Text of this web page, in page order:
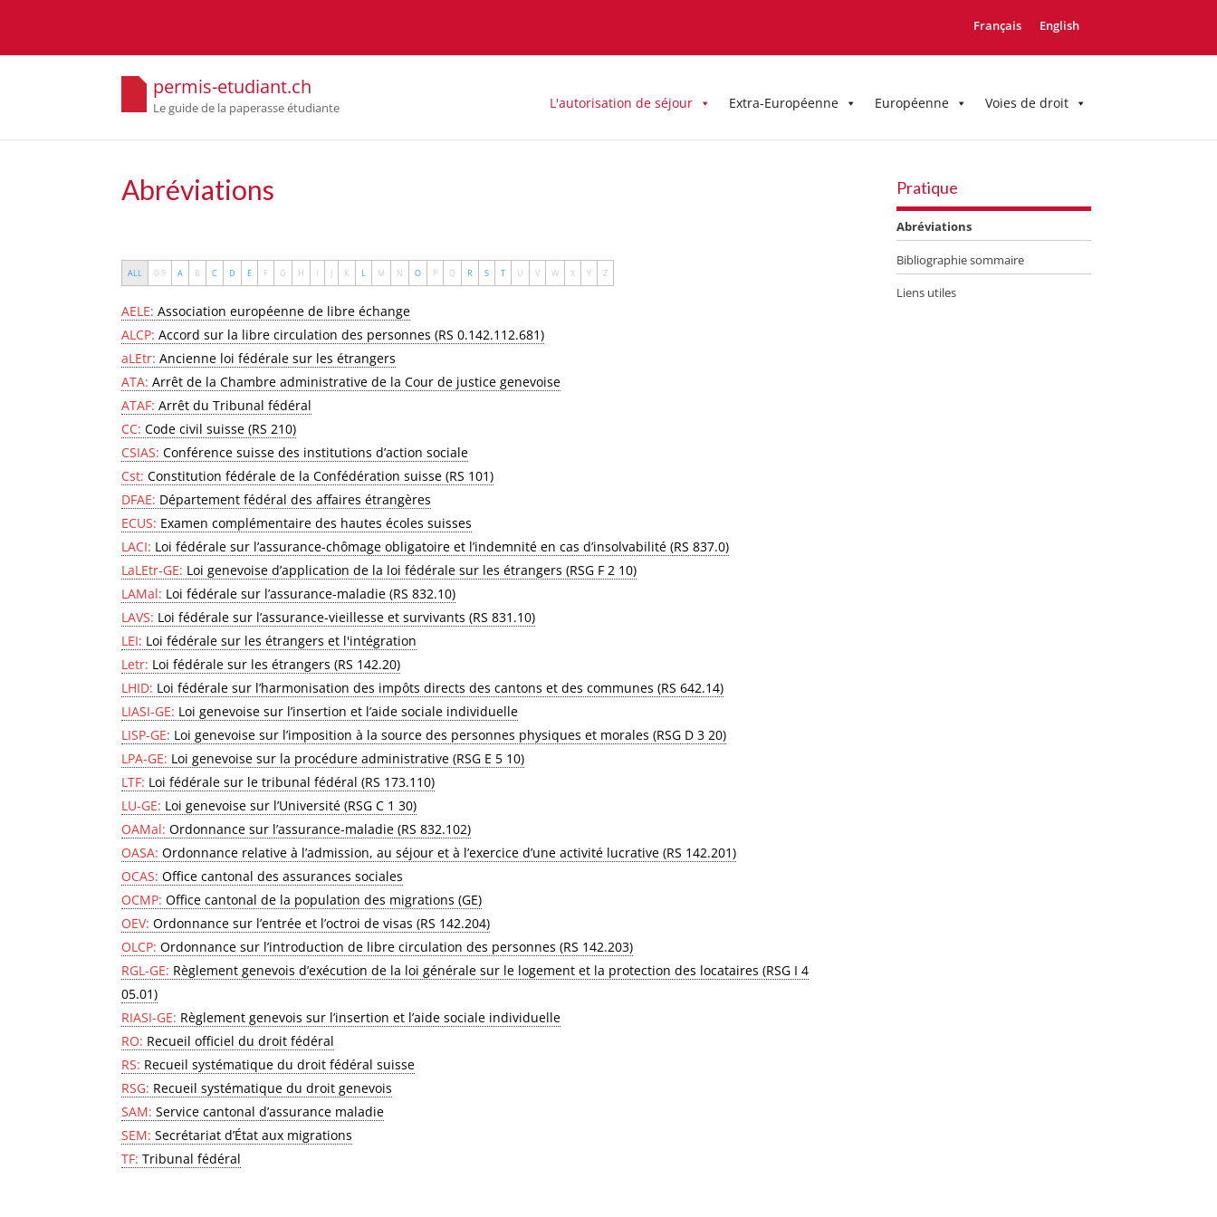
Français English
permis-etudiant.ch
Le guide de la paperasse étudiante L'autorisation de séjour Extra-Européenne Européenne Voies de droit
Abréviations
ALL 0-9 A B C D E F G H I J K L M N O P Q R S T U V W X Y Z
AELE: Association européenne de libre échange
ALCP: Accord sur la libre circulation des personnes (RS 0.142.112.681)
aLEtr: Ancienne loi fédérale sur les étrangers
ATA: Arrêt de la Chambre administrative de la Cour de justice genevoise
ATAF: Arrêt du Tribunal fédéral
CC: Code civil suisse (RS 210)
CSIAS: Conférence suisse des institutions d’action sociale
Cst: Constitution fédérale de la Confédération suisse (RS 101)
DFAE: Département fédéral des affaires étrangères
ECUS: Examen complémentaire des hautes écoles suisses
LACI: Loi fédérale sur l’assurance-chômage obligatoire et l’indemnité en cas d’insolvabilité (RS 837.0)
LaLEtr-GE: Loi genevoise d’application de la loi fédérale sur les étrangers (RSG F 2 10)
LAMal: Loi fédérale sur l’assurance-maladie (RS 832.10)
LAVS: Loi fédérale sur l’assurance-vieillesse et survivants (RS 831.10)
LEI: Loi fédérale sur les étrangers et l'intégration
Letr: Loi fédérale sur les étrangers (RS 142.20)
LHID: Loi fédérale sur l’harmonisation des impôts directs des cantons et des communes (RS 642.14)
LIASI-GE: Loi genevoise sur l’insertion et l’aide sociale individuelle
LISP-GE: Loi genevoise sur l’imposition à la source des personnes physiques et morales (RSG D 3 20)
LPA-GE: Loi genevoise sur la procédure administrative (RSG E 5 10)
LTF: Loi fédérale sur le tribunal fédéral (RS 173.110)
LU-GE: Loi genevoise sur l’Université (RSG C 1 30)
OAMal: Ordonnance sur l’assurance-maladie (RS 832.102)
OASA: Ordonnance relative à l’admission, au séjour et à l’exercice d’une activité lucrative (RS 142.201)
OCAS: Office cantonal des assurances sociales
OCMP: Office cantonal de la population des migrations (GE)
OEV: Ordonnance sur l’entrée et l’octroi de visas (RS 142.204)
OLCP: Ordonnance sur l’introduction de libre circulation des personnes (RS 142.203)
RGL-GE: Règlement genevois d’exécution de la loi générale sur le logement et la protection des locataires (RSG I 4
05.01)
RIASI-GE: Règlement genevois sur l’insertion et l’aide sociale individuelle
RO: Recueil officiel du droit fédéral
RS: Recueil systématique du droit fédéral suisse
RSG: Recueil systématique du droit genevois
SAM: Service cantonal d’assurance maladie
SEM: Secrétariat d’État aux migrations
TF: Tribunal fédéral
Pratique
Abréviations
Bibliographie sommaire
Liens utiles